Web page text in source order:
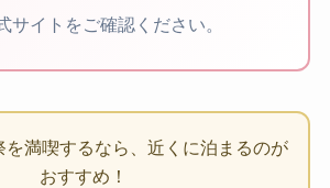
サイトをご確認ください。
を満喫するなら、近くに泊まるのが
おすすめ！